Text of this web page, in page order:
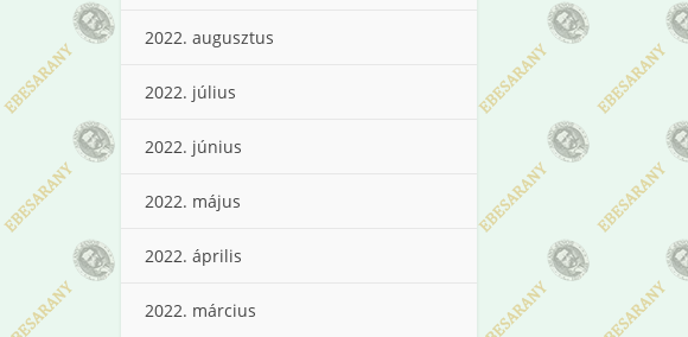
2022. augusztus
2022. július
2022. június
2022. május
2022. április
2022. március